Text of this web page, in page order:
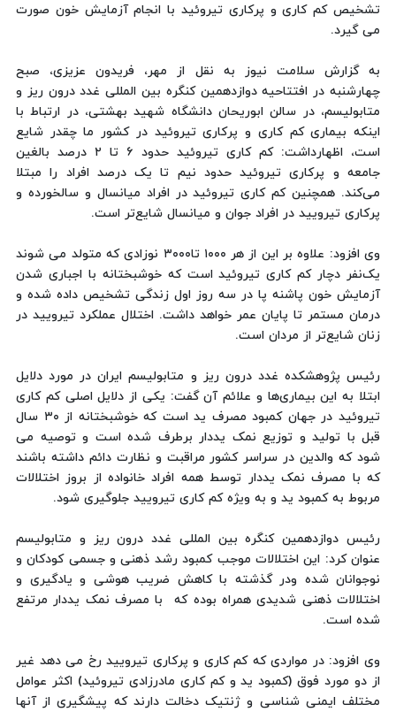
تشخیص کم کاری و پرکاری تیروئید با انجام آزمایش‌ خون صورت
می گیرد.
به گزارش سلامت نیوز به نقل از مهر، فریدون عزیزی، صبح
چهارشنبه در افتتاحیه دوازدهمین کنگره بین المللی غدد درون ریز و
متابولیسم، در سالن ابوریحان دانشگاه شهید بهشتی، در ارتباط با
اینکه بیماری کم کاری و پرکاری تیروئید در کشور ما چقدر شایع
است، اظهارداشت: کم کاری تیروئید حدود ۶ تا ۲ درصد بالغین
جامعه و پرکاری تیروئید حدود نیم تا یک درصد افراد را مبتلا
می‌کند. همچنین کم کاری تیروئید در افراد میانسال و سالخورده و
پرکاری تیرویید در افراد جوان و میانسال شایع‌تر است.
وی افزود: علاوه بر این از هر ۱۰۰۰ تا۳۰۰۰ نوزادی که متولد می شوند
یک‌نفر دچار کم کاری تیروئید است که خوشبختانه با اجباری شدن
آزمایش خون پاشنه پا در سه روز اول زندگی تشخیص داده شده و
درمان مستمر تا پایان عمر خواهد داشت. اختلال عملکرد تیرویید در
زنان شایع‌تر از مردان است.
رئیس پژوهشکده غدد درون ریز و متابولیسم ایران در مورد دلایل
ابتلا به این بیماری‌ها و علائم آن گفت: یکی از دلایل اصلی کم کاری
تیروئید در جهان کمبود مصرف ید است که خوشبختانه از ۳۰ سال
قبل با تولید و توزیع نمک یددار برطرف شده است و توصیه می
شود که والدین در سراسر کشور مراقبت و نظارت دائم داشته باشند
که با مصرف نمک یددار توسط همه افراد خانواده از بروز اختلالات
مربوط به کمبود ید و به ویژه کم کاری تیرویید جلوگیری شود.
رئیس دوازدهمین کنگره بین المللی غدد درون ریز و متابولیسم
عنوان کرد: این اختلالات موجب کمبود رشد ذهنی و جسمی کودکان و
نوجوانان شده ودر گذشته با کاهش ضریب هوشی و یادگیری و
اختلالات ذهنی شدیدی همراه بوده که با مصرف نمک یددار مرتفع
شده است.
وی افزود: در مواردی که کم کاری و پرکاری تیرویید رخ می دهد غیر
از دو مورد فوق (کمبود ید و کم کاری مادرزادی تیروئید) اکثر عوامل
مختلف ایمنی شناسی و ژنتیک دخالت دارند که پیشگیری از آنها